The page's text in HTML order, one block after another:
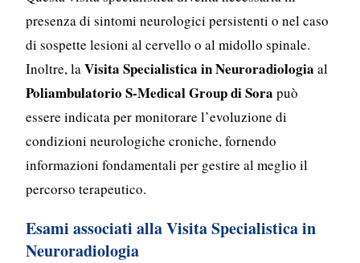
presenza di sintomi neurologici persistenti o nel caso
di sospette lesioni al cervello o al midollo spinale.
Inoltre, laVisita Specialistica in Neuroradiologia al
Poliambulatorio S-Medical Group di Sora può
essere indicata per monitorare l’evoluzione di
condizioni neurologiche croniche, fornendo
informazioni fondamentali per gestire al meglio il
percorso terapeutico.
Esami associati alla Visita Specialistica in
Neuroradiologia